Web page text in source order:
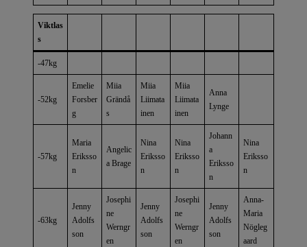
Viktlas
s
-47kg
-52kg
Emelie
Forsber
g
Miia
Grändå
s
Miia
Liimata
inen
Miia
Liimata
inen
Anna
Lynge
-57kg
Maria
Eriksso
n
Angelic
a Brage
Nina
Eriksso
n
Nina
Eriksso
n
Johann
a
Eriksso
n
Nina
Eriksso
n
-63kg
Jenny
Adolfs
son
Josephi
ne
Werngr
en
Jenny
Adolfs
son
Josephi
ne
Werngr
en
Jenny
Adolfs
son
Anna-
Maria
Nögleg
aard